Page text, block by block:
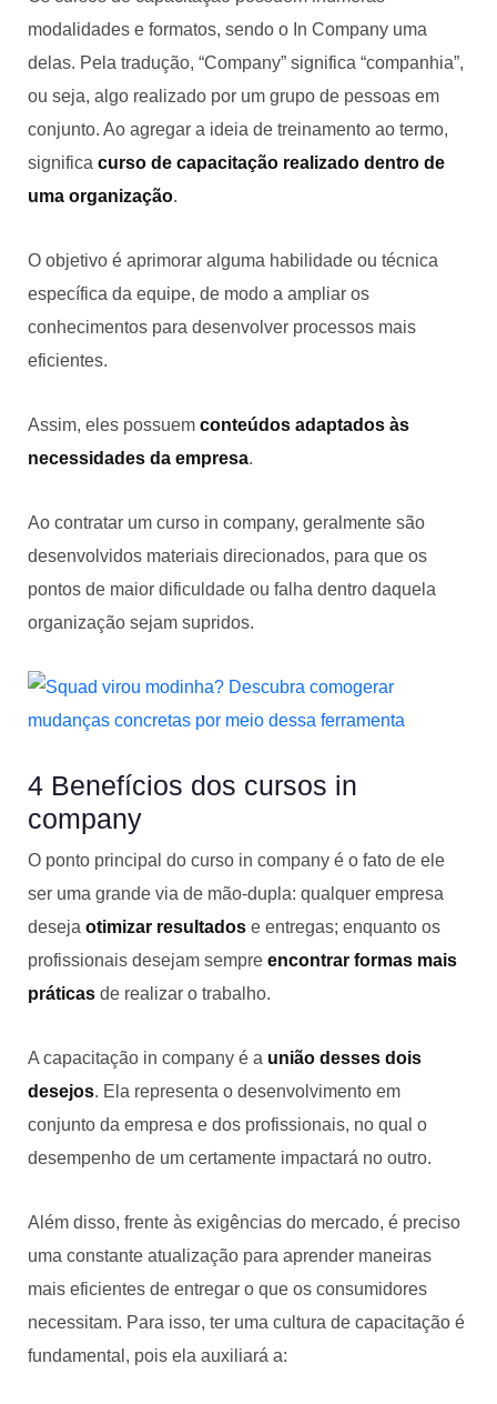
modalidades e formatos, sendo o In Company uma
delas. Pela tradução, “Company” significa “companhia”,
ou seja, algo realizado por um grupo de pessoas em
conjunto. Ao agregar a ideia de treinamento ao termo,
significa curso de capacitação realizado dentro de
uma organização.
O objetivo é aprimorar alguma habilidade ou técnica
específica da equipe, de modo a ampliar os
conhecimentos para desenvolver processos mais
eficientes.
Assim, eles possuem conteúdos adaptados às
necessidades da empresa.
Ao contratar um curso in company, geralmente são
desenvolvidos materiais direcionados, para que os
pontos de maior dificuldade ou falha dentro daquela
organização sejam supridos.
4 Benefícios dos cursos in
company
O ponto principal do curso in company é o fato de ele
ser uma grande via de mão-dupla: qualquer empresa
deseja otimizar resultados e entregas; enquanto os
profissionais desejam sempre encontrar formas mais
práticas de realizar o trabalho.
A capacitação in company é a união desses dois
desejos. Ela representa o desenvolvimento em
conjunto da empresa e dos profissionais, no qual o
desempenho de um certamente impactará no outro.
Além disso, frente às exigências do mercado, é preciso
uma constante atualização para aprender maneiras
mais eficientes de entregar o que os consumidores
necessitam. Para isso, ter uma cultura de capacitação é
fundamental, pois ela auxiliará a: